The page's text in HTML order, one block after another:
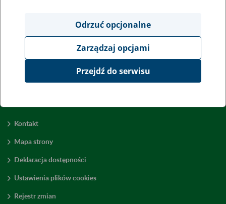
Wyświetl wszystkie
Kontakt
Mapa strony
Deklaracja dostępności
Ustawienia plików cookies
Rejestr zmian
Odrzuć opcjonalne
Zarządzaj opcjami
Przejdź do serwisu